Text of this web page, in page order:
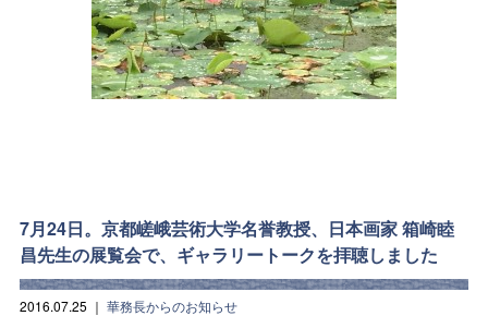
7月24日。京都嵯峨芸術大学名誉教授、日本画家 箱崎睦
昌先生の展覧会で、ギャラリートークを拝聴しました
2016.07.25 ｜ 華務長からのお知らせ